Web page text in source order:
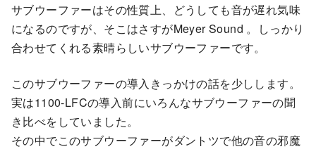
サブウーファーはその性質上、どうしても音が遅れ気味
になるのですが、そこはさすがMeyer Sound 。しっかり
合わせてくれる素晴らしいサブウーファーです。
このサブウーファーの導入きっかけの話を少しします。
実は1100-LFCの導入前にいろんなサブウーファーの聞
き比べをしていました。
その中でこのサブウーファーがダントツで他の音の邪魔